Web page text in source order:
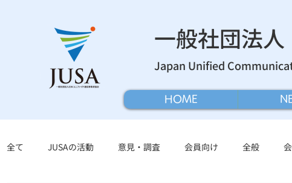
一般社団法
Japan Unified
HOME
全て JUSAの活動 意見・調査 会員向け 全般